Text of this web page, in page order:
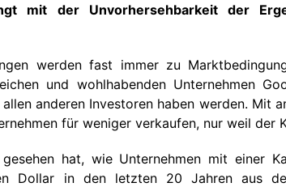
mit der Unvorhersehbarkeit der
werden fast immer zu
und wohlhabenden Unternehmen
anderen Investoren haben werden. Mit
für weniger verkaufen, nur weil der
hat, wie Unternehmen mit einer
Dollar in den letzten 20 Jahren aus